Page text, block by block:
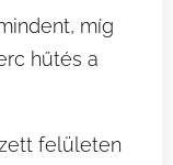
míg
hűtés a
felületen